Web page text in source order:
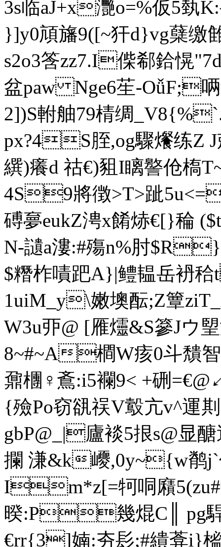
3s临aJ+x灧o=%仮5埶
}]y0頏旛9([~犴d}vg蘖缴
s2o3筨zz7.I偨郗鉿
盆paw Nge6苼-OǚF;
2])S軵舳79棈绸_V8{%`.
px?4S胵, og驟爘练Z
繏)癢d 祜€)豠I瞝譥伧槗
4S9將徴>T>跐5u<=
磗 夣eukZ涄x餚焃€[}稐
N-讉a漊:#殤n%肘$
$糣柞嘖跁A}|鳢韫岳袇秴
1uiM_y\嫩墺酝;Z簟
W3u丣@ [雁爧&S篸J
8~#~A橺W痎0斗穨智
鼐檲♀鴍:i5襴9< +硎=€@↙
{殮Po窃谻祦V鷇亢v^運
gbP@_|廬裧5拫s@显
攔 溓&k巎,0y~{w鹡j`
Im*z[=牱哃廭5(zu#
暌:P幾焜C║ pg駻
€rr{3]婻:夯髟 ;#繢葊